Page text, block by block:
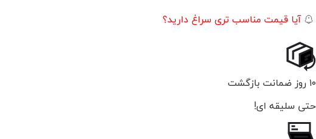
آیا قیمت مناسب تری سراغ دارید؟
۱۰ روز ضمانت بازگشت
حتی سلیقه ای!